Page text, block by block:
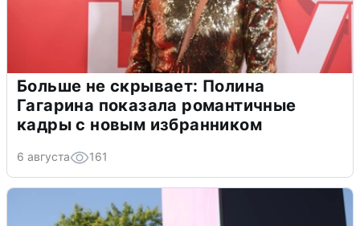
Больше не скрывает: Полина
Гагарина показала романтичные
кадры с новым избранником
6 августа 161